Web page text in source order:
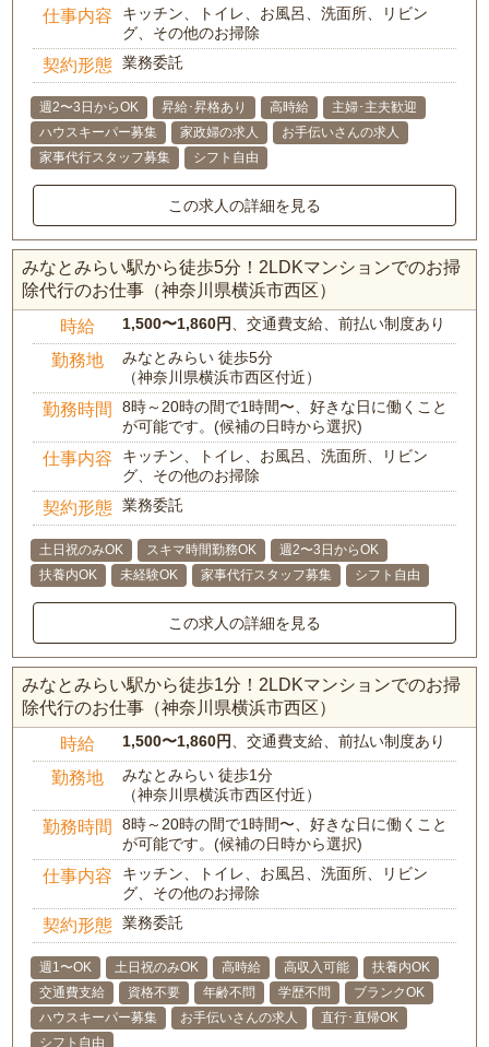
仕事内容
キッチン、トイレ、お風呂、洗面所、リビン
グ、その他のお掃除
契約形態 業務委託
週2〜3日からOK 昇給･昇格あり 高時給
主婦･主夫歓迎
ハウスキーパー募集
家政婦の求人
お手伝いさんの求人
家事代行スタッフ募集
シフト自由
この求人の詳細を見る
みなとみらい駅から徒歩5分！2LDKマンションでのお掃
除代行のお仕事（神奈川県横浜市西区）
時給 1,500〜1,860円、交通費支給、前払い制度あり
勤務地
みなとみらい 徒歩5分
（神奈川県横浜市西区付近）
勤務時間
8時～20時の間で1時間〜、好きな日に働くこと
が可能です。(候補の日時から選択)
仕事内容
キッチン、トイレ、お風呂、洗面所、リビン
グ、その他のお掃除
契約形態 業務委託
土日祝のみOK スキマ時間勤務OK
週2〜3日からOK
扶養内OK
未経験OK 家事代行スタッフ募集 シフト自由
この求人の詳細を見る
みなとみらい駅から徒歩1分！2LDKマンションでのお掃
除代行のお仕事（神奈川県横浜市西区）
時給 1,500〜1,860円、交通費支給、前払い制度あり
勤務地
みなとみらい 徒歩1分
（神奈川県横浜市西区付近）
勤務時間
8時～20時の間で1時間〜、好きな日に働くこと
が可能です。(候補の日時から選択)
仕事内容
キッチン、トイレ、お風呂、洗面所、リビン
グ、その他のお掃除
契約形態 業務委託
週1〜OK 土日祝のみOK 高時給 高収入可能
扶養内OK
交通費支給
資格不要 年齢不問 学歴不問
ブランクOK
ハウスキーパー募集
お手伝いさんの求人
直行･直帰OK
シフト自由